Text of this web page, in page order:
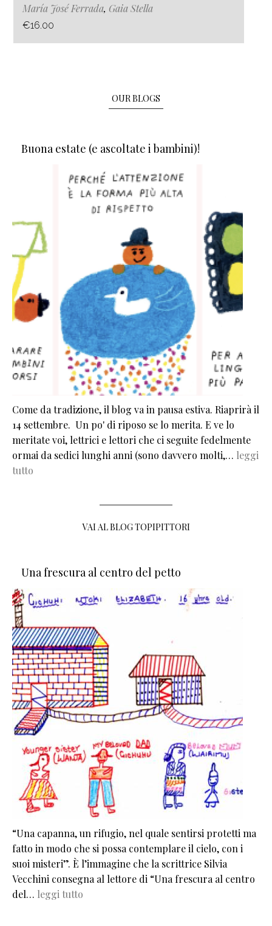
María José Ferrada, Gaia Stella
€16.00
OUR BLOGS
Buona estate (e ascoltate i bambini)!
Come da tradizione, il blog va in pausa estiva. Riaprirà il
14 settembre. Un po' di riposo se lo merita. E ve lo
meritate voi, lettrici e lettori che ci seguite fedelmente
ormai da sedici lunghi anni (sono davvero molti,… leggi
tutto
VAI AL BLOG TOPIPITTORI
Una frescura al centro del petto
“Una capanna, un rifugio, nel quale sentirsi protetti ma
fatto in modo che si possa contemplare il cielo, con i
suoi misteri”. È l’immagine che la scrittrice Silvia
Vecchini consegna al lettore di “Una frescura al centro
del… leggi tutto